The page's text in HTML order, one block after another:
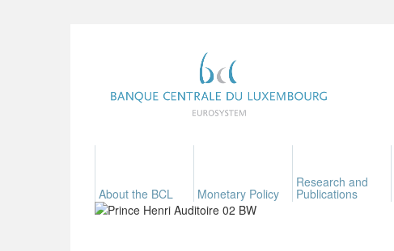
About the BCL Monetary Policy
Research and
Publications